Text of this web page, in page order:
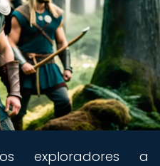
exploradores a